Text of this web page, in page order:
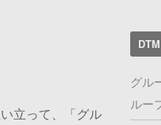
立って、「グル
グル
ルー